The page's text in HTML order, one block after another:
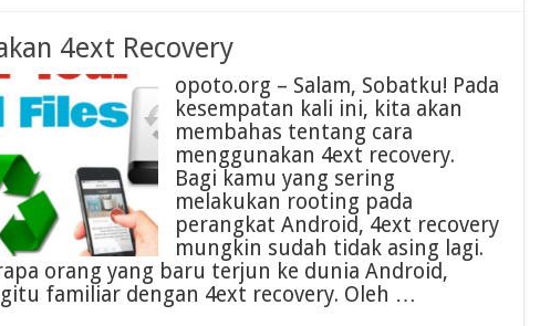
4ext Recovery
opoto.org – Salam, Sobatku! Pada
kesempatan kali ini, kita akan
membahas tentang cara
menggunakan 4ext recovery.
Bagi kamu yang sering
melakukan rooting pada
perangkat Android, 4ext recovery
mungkin sudah tidak asing lagi.
orang yang baru terjun ke dunia Android,
familiar dengan 4ext recovery. Oleh …